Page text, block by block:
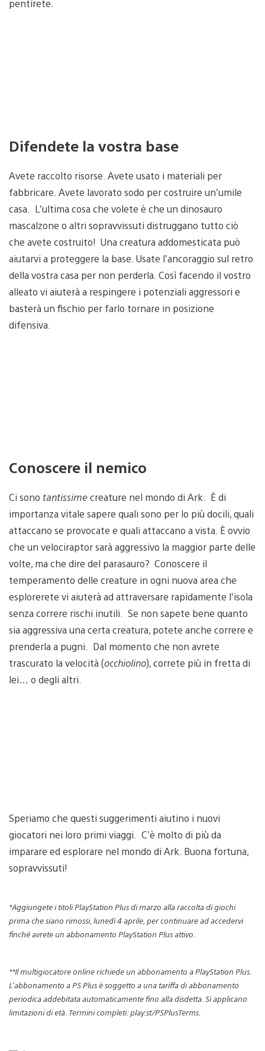
pentirete.
Difendete la vostra base
Avete raccolto risorse. Avete usato i materiali per
fabbricare. Avete lavorato sodo per costruire un’umile
casa. L’ultima cosa che volete è che un dinosauro
mascalzone o altri sopravvissuti distruggano tutto ciò
che avete costruito! Una creatura addomesticata può
aiutarvi a proteggere la base. Usate l’ancoraggio sul retro
della vostra casa per non perderla. Così facendo il vostro
alleato vi aiuterà a respingere i potenziali aggressori e
basterà un fischio per farlo tornare in posizione
difensiva.
Conoscere il nemico
Ci sono tantissimecreature nel mondo di Ark. È di
importanza vitale sapere quali sono per lo più docili, quali
attaccano se provocate e quali attaccano a vista. È ovvio
che un velociraptor sarà aggressivo la maggior parte delle
volte, ma che dire del parasauro? Conoscere il
temperamento delle creature in ogni nuova area che
esplorerete vi aiuterà ad attraversare rapidamente l’isola
senza correre rischi inutili. Se non sapete bene quanto
sia aggressiva una certa creatura, potete anche correre e
prenderla a pugni. Dal momento che non avrete
trascurato la velocità (occhiolino), correte più in fretta di
lei… o degli altri.
Speriamo che questi suggerimenti aiutino i nuovi
giocatori nei loro primi viaggi. C’è molto di più da
imparare ed esplorare nel mondo di Ark. Buona fortuna,
sopravvissuti!
*Aggiungete i titoli PlayStation Plus di marzo alla raccolta di giochi
prima che siano rimossi, lunedì 4 aprile, per continuare ad accedervi
finché avrete un abbonamento PlayStation Plus attivo.
**Il multigiocatore online richiede un abbonamento a PlayStation Plus.
L’abbonamento a PS Plus è soggetto a una tariffa di abbonamento
periodica addebitata automaticamente fino alla disdetta. Si applicano
limitazioni di età. Termini completi: play.st/PSPlusTerms.